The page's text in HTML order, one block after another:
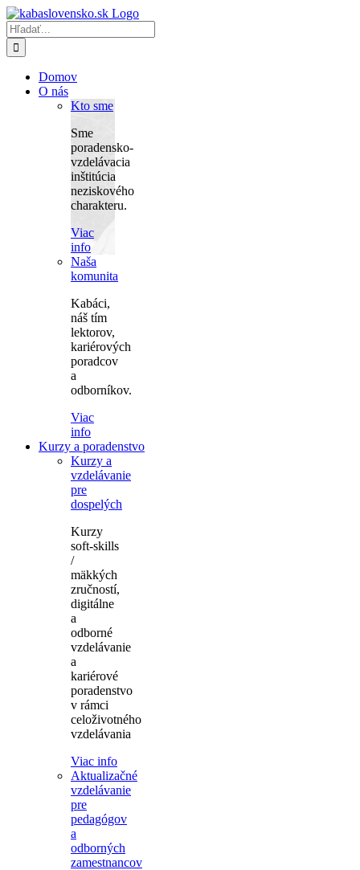
Skip
to
content
Hľadať:
Domov
O nás
Kto sme
Sme
poradensko-
vzdelávacia
inštitúcia
neziskového
charakteru.
Viac
info
Naša
komunita
Kabáci,
náš tím
lektorov,
kariérových
poradcov
a
odborníkov.
Viac
info
Kurzy a poradenstvo
Kurzy a
vzdelávanie
pre
dospelých
Kurzy
soft-skills
/
mäkkých
zručností,
digitálne
a
odborné
vzdelávanie
a
kariérové
poradenstvo
v rámci
celoživotného
vzdelávania
Viac info
Aktualizačné
vzdelávanie
pre
pedagógov
a
odborných
zamestnancov